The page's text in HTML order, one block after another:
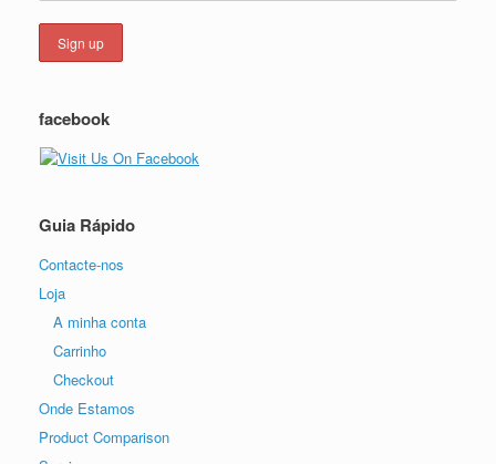
facebook
Guia Rápido
Contacte-nos
Loja
A minha conta
Carrinho
Checkout
Onde Estamos
Product Comparison